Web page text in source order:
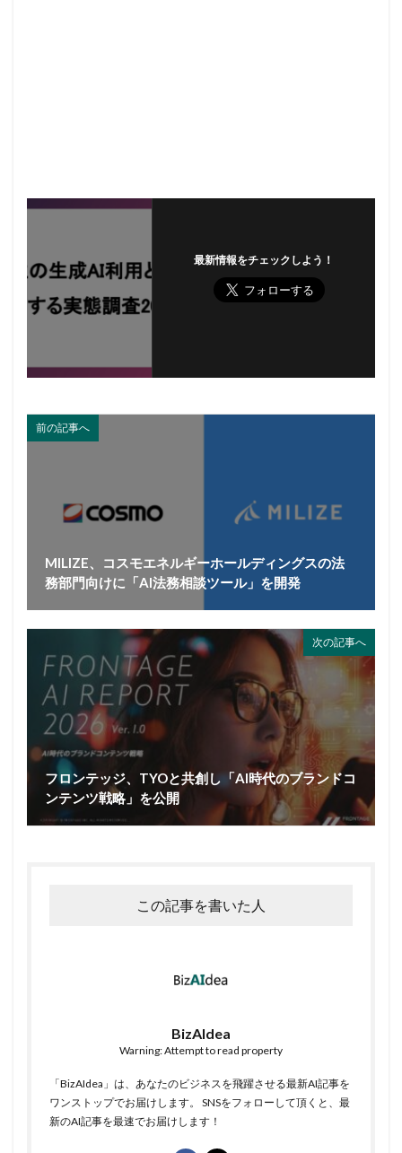
最新情報をチェックしよう！
前の記事へ
MILIZE、コスモエネルギーホールディングスの法
務部門向けに「AI法務相談ツール」を開発
次の記事へ
フロンテッジ、TYOと共創し「AI時代のブランドコ
ンテンツ戦略」を公開
この記事を書いた人
BizAIdea
Warning: Attempt to read property
「BizAIdea」は、あなたのビジネスを飛躍させる最新AI記事を
ワンストップでお届けします。 SNSをフォローして頂くと、最
新のAI記事を最速でお届けします！